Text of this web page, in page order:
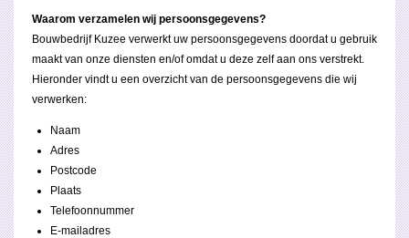
Waarom verzamelen wij persoonsgegevens?
Bouwbedrijf Kuzee verwerkt uw persoonsgegevens doordat u gebruik
maakt van onze diensten en/of omdat u deze zelf aan ons verstrekt.
Hieronder vindt u een overzicht van de persoonsgegevens die wij
verwerken:
Naam
Adres
Postcode
Plaats
Telefoonnummer
E-mailadres